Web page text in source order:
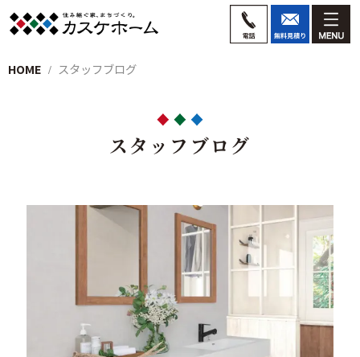
HOME スタッフブログ
スタッフブログ